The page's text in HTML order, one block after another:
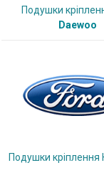
Подушки
Daewoo
Подушки кріплення